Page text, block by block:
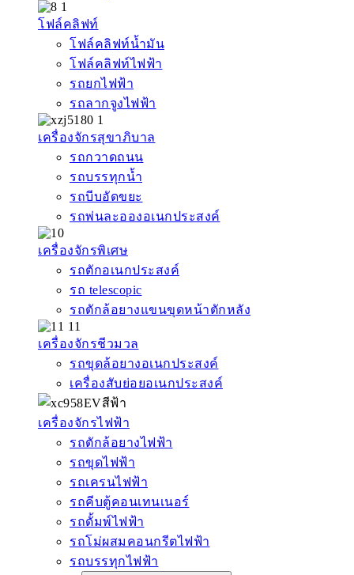
โฟล์คลิฟท์
โฟล์คลิฟท์น้ำมัน
โฟล์คลิฟท์ไฟฟ้า
รถยกไฟฟ้า
รถลากจูงไฟฟ้า
เครื่องจักรสุขาภิบาล
รถกวาดถนน
รถบรรทุกน้ำ
รถบีบอัดขยะ
รถพ่นละอองอเนกประสงค์
เครื่องจักรพิเศษ
รถตักอเนกประสงค์
รถ telescopic
รถตักล้อยางแขนขุดหน้าตักหลัง
เครื่องจักรชีวมวล
รถขุดล้อยางอเนกประสงค์
เครื่องสับย่อยอเนกประสงค์
เครื่องจักรไฟฟ้า
รถตักล้อยางไฟฟ้า
รถขุดไฟฟ้า
รถเครนไฟฟ้า
รถคีบตู้คอนเทนเนอร์
รถดั้มพ์ไฟฟ้า
รถโม่ผสมคอนกรีตไฟฟ้า
รถบรรทุกไฟฟ้า